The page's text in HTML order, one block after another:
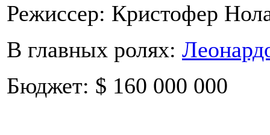
Режиссер: Кристофер
В главных ролях:
Бюджет: $ 160 000 000